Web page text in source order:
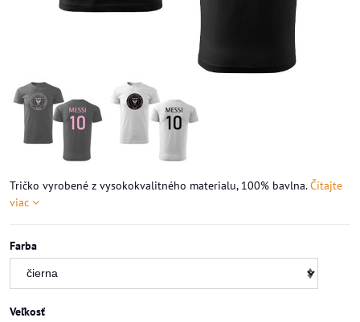
Tričko vyrobené z vysokokvalitného materialu, 100% bavlna.Čítajte
viac
Farba
Veľkosť